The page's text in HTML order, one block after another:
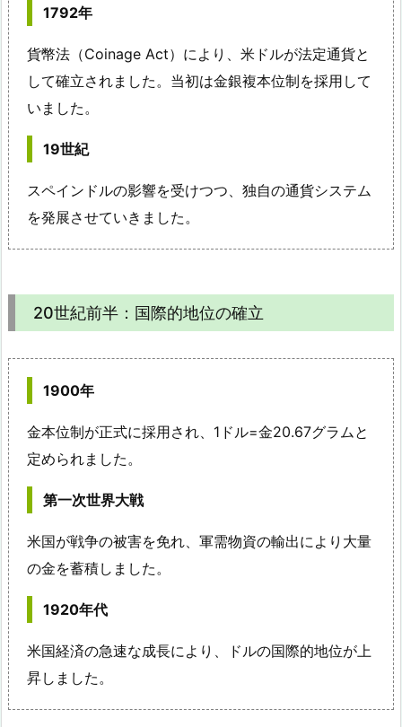
1792年
貨幣法（Coinage Act）により、米ドルが法定通貨と
して確立されました。当初は金銀複本位制を採用して
いました。
19世紀
スペインドルの影響を受けつつ、独自の通貨システム
を発展させていきました。
20世紀前半：国際的地位の確立
1900年
金本位制が正式に採用され、1ドル=金20.67グラムと
定められました。
第一次世界大戦
米国が戦争の被害を免れ、軍需物資の輸出により大量
の金を蓄積しました。
1920年代
米国経済の急速な成長により、ドルの国際的地位が上
昇しました。